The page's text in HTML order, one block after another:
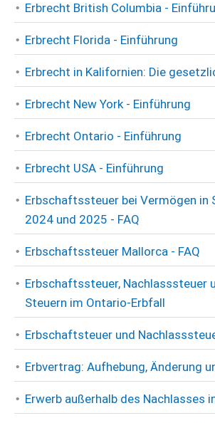
Erbrecht British Columbia -
Erbrecht Florida - Einführung
Erbrecht in Kalifornien: Die
Erbrecht New York - Einführung
Erbrecht Ontario - Einführung
Erbrecht USA - Einführung
Erbschaftssteuer bei Vermögen in
2024 und 2025 - FAQ
Erbschaftssteuer Mallorca - FAQ
Erbschaftssteuer, Nachlasssteuer
Steuern im Ontario-Erbfall
Erbschaftsteuer und
Erbvertrag: Aufhebung, Änderung
Erwerb außerhalb des Nachlasses